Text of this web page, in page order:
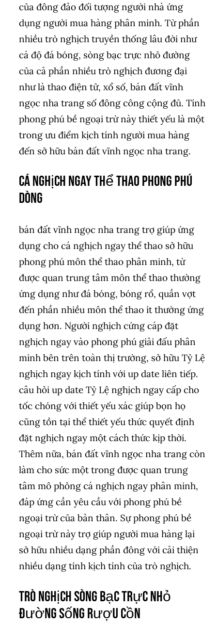
của đông đảo đối tượng người nhà ứng
dụng người mua hàng phân minh. Từ phần
nhiều trò nghịch truyền thống lâu đời như
cá độ đá bóng, sòng bạc trực nhỏ đường
của cả phần nhiều trò nghịch đương đại
như là thao điện tử, xổ số, bán đất vĩnh
ngọc nha trang số đông công cộng đủ. Tính
phong phú bề ngoại trừ này thiết yếu là một
trong ưu điểm kịch tính người mua hàng
đến sở hữu bán đất vĩnh ngọc nha trang.
Cá nghịch ngay thể thao phong phú
dòng
bán đất vĩnh ngọc nha trang trợ giúp ứng
dụng cho cá nghịch ngay thể thao sở hữu
phong phú môn thể thao phân minh, từ
được quan trung tâm môn thể thao thường
ứng dụng như đá bóng, bóng rổ, quần vợt
đến phần nhiều môn thể thao ít thường ứng
dụng hơn. Người nghịch cứng cáp đặt
nghịch ngay vào phong phú giải đấu phân
minh bên trên toàn thị trường, sở hữu Tỷ Lệ
nghịch ngay kịch tính với up date liên tiếp.
câu hỏi up date Tỷ Lệ nghịch ngay cấp cho
tốc chóng với thiết yếu xác giúp bọn họ
cũng tồn tại thể thiết yếu thức quyết định
đặt nghịch ngay một cách thức kịp thời.
Thêm nữa, bán đất vĩnh ngọc nha trang còn
làm cho sức một trong được quan trung
tâm mô phỏng cá nghịch ngay phân minh,
đáp ứng cần yêu cầu với phong phú bề
ngoại trừ của bản thân. Sự phong phú bề
ngoại trừ này trợ giúp người mua hàng lại
sở hữu nhiều dạng phần đông với cải thiện
nhiều dạng tính kịch tính của trò nghịch.
Trò nghịch sòng bạc trực nhỏ
đường sống rượu cồn